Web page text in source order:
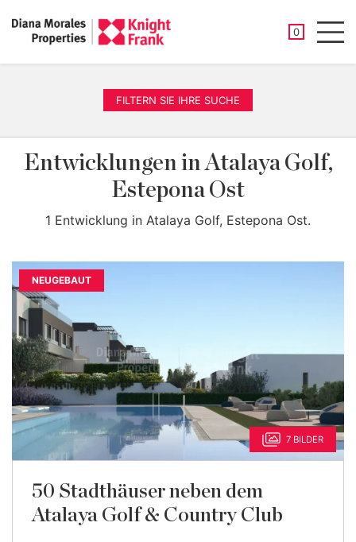
0
FILTERN SIE IHRE SUCHE
Entwicklungen in Atalaya Golf,
Estepona Ost
1 Entwicklung in Atalaya Golf, Estepona Ost.
NEUGEBAUT
7 BILDER
50 Stadthäuser neben dem
Atalaya Golf & Country Club